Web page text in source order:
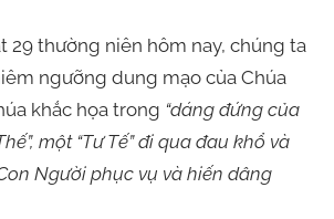
thường niên hôm nay, chúng ta
ngưỡng dung mạo của Chúa
khắc họa trong “dáng đứng của
một “Tư Tế” đi qua đau khổ và
Người phục vụ và hiến dâng